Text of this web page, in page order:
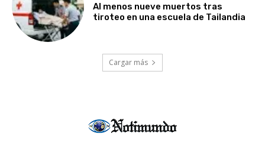
Al menos nueve muertos tras
tiroteo en una escuela de Tailandia
Cargar más